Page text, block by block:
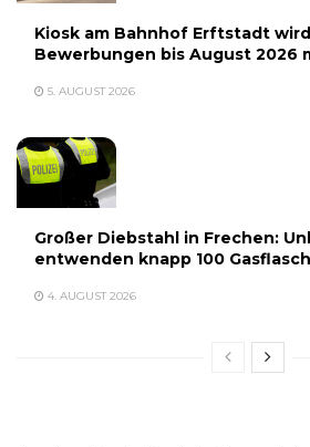
Kiosk am Bahnhof Erftstadt
Bewerbungen bis August 2026
5. AUGUST 2026
Großer Diebstahl in Frechen:
entwenden knapp 100
4. AUGUST 2026